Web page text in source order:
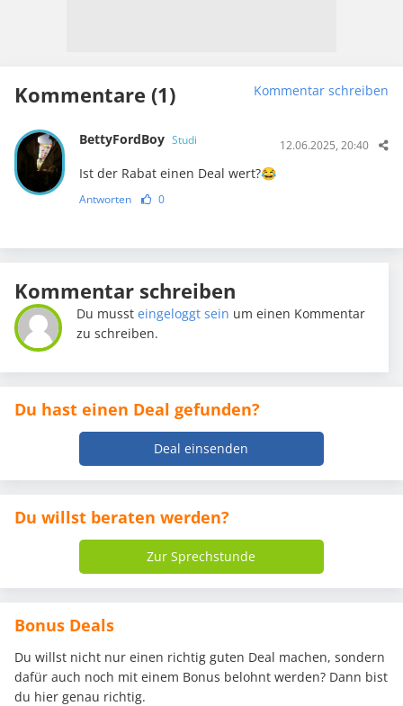
Kommentare (1) Kommentar schreiben
BettyFordBoy Studi 12.06.2025, 20:40
Ist der Rabat einen Deal wert?😂
Antworten 0
Kommentar schreiben
Du mussteingeloggt sein um einen Kommentar
zu schreiben.
Du hast einen Deal gefunden?
Deal einsenden
Du willst beraten werden?
Zur Sprechstunde
Bonus Deals
Du willst nicht nur einen richtig guten Deal machen, sondern
dafür auch noch mit einem Bonus belohnt werden? Dann bist
du hier genau richtig.